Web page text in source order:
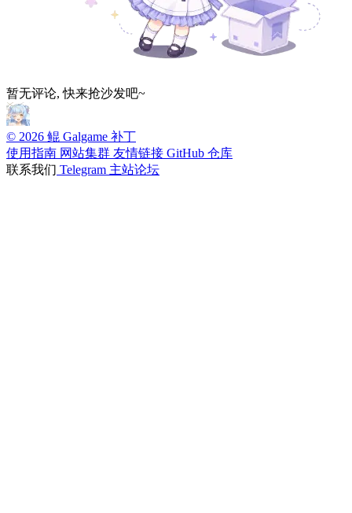
暂无评论, 快来抢沙发吧~
© 2026 鲲 Galgame 补丁
使用指南 网站集群 友情链接 GitHub 仓库
联系我们 Telegram 主站论坛